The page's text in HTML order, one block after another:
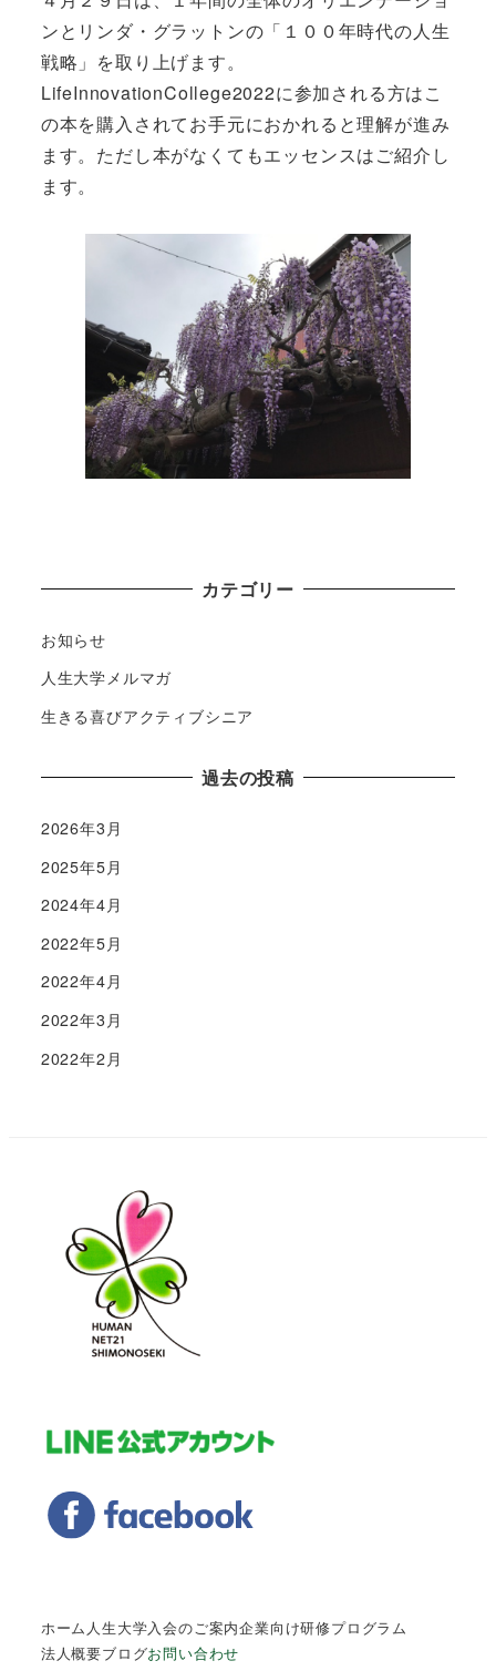
ンとリンダ・グラットンの「１００年時代の人生
戦略」を取り上げます。
LifeInnovationCollege2022に参加される方はこ
の本を購入されてお手元におかれると理解が進み
ます。ただし本がなくてもエッセンスはご紹介し
ます。
カテゴリー
お知らせ
人生大学メルマガ
生きる喜びアクティブシニア
過去の投稿
2026年3月
2025年5月
2024年4月
2022年5月
2022年4月
2022年3月
2022年2月
ホーム 人生大学入会のご案内企業向け研修プログラム
法人概要ブログお問い合わせ